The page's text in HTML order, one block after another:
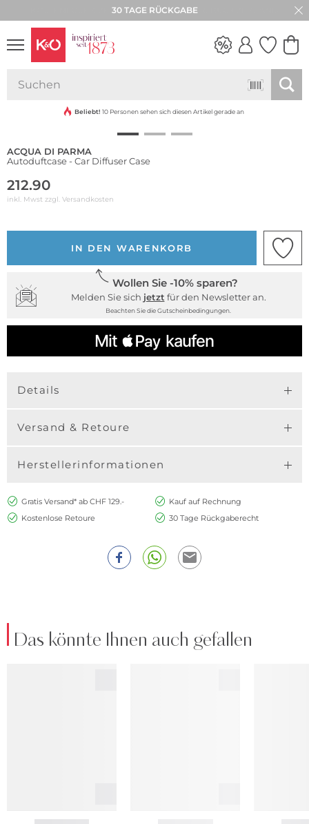
30 TAGE RÜCKGABE
VIBES
Beliebt! 10 Personen sehen sich diesen Artikel gerade an
ACQUA DI PARMA
Autoduftcase - Car Diffuser Case
212.90
inkl. Mwst zzgl. Versandkosten
IN DEN WARENKORB
Wollen Sie -10% sparen?
Melden Sie sich jetzt für den Newsletter an.
Beachten Sie die Gutscheinbedingungen.
Details
Versand & Retoure
Herstellerinformationen
Gratis Versand* ab CHF 129.-
Kauf auf Rechnung
Kostenlose Retoure
30 Tage Rückgaberecht
Das könnte Ihnen auch gefallen